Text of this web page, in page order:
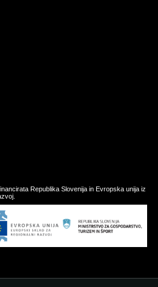
Republika Slovenija in Evropska unija iz